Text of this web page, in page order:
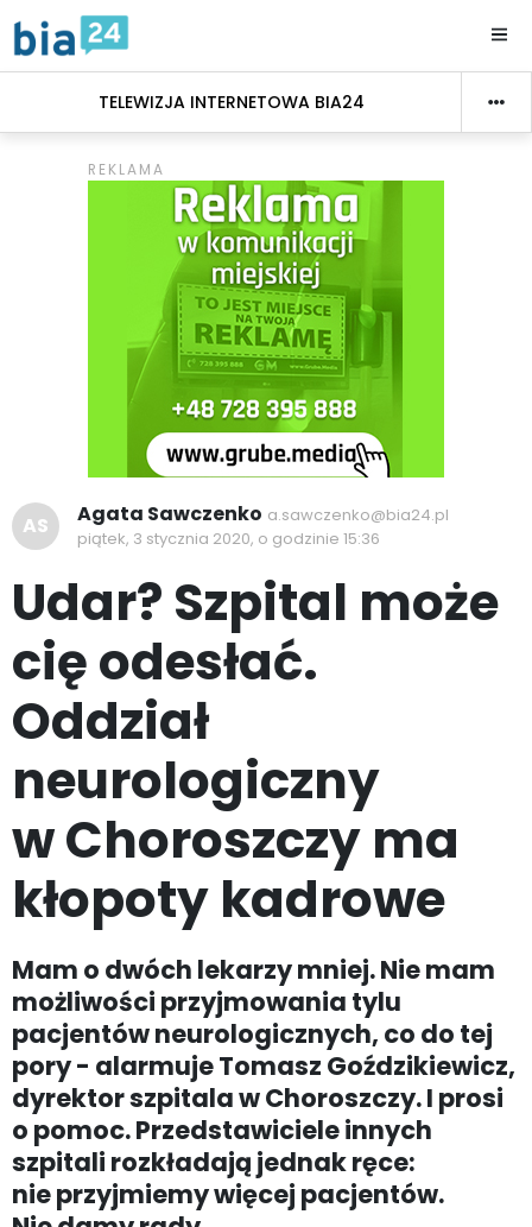
TELEWIZJA INTERNETOWA BIA24
AS Agata Sawczenko a.sawczenko@bia24.pl
piątek, 3 stycznia 2020, o godzinie 15:36
Udar? Szpital może
cię odesłać.
Oddział
neurologiczny
w Choroszczy ma
kłopoty kadrowe
Mam o dwóch lekarzy mniej. Nie mam
możliwości przyjmowania tylu
pacjentów neurologicznych, co do tej
pory - alarmuje Tomasz Goździkiewicz,
dyrektor szpitala w Choroszczy. I prosi
o pomoc. Przedstawiciele innych
szpitali rozkładają jednak ręce:
nie przyjmiemy więcej pacjentów.